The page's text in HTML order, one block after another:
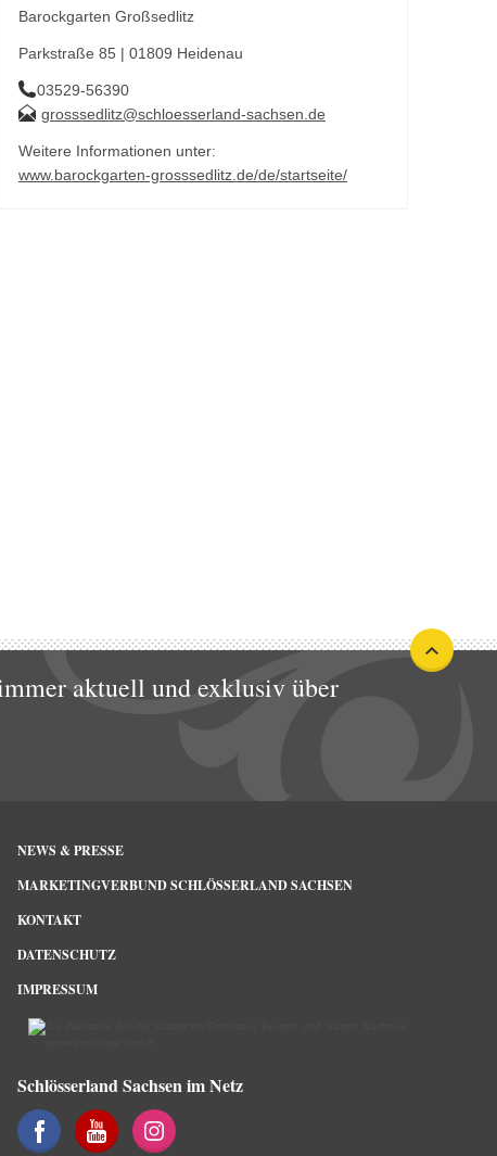
Barockgarten Großsedlitz
Parkstraße 85 | 01809 Heidenau
03529-56390
grosssedlitz@schloesserland-sachsen.de
Weitere Informationen unter:
www.barockgarten-grosssedlitz.de/de/startseite/
aktuell und exklusiv über
NEWS & PRESSE
MARKETINGVERBUND SCHLÖSSERLAND SACHSEN
KONTAKT
DATENSCHUTZ
IMPRESSUM
Schlösserland Sachsen im Netz